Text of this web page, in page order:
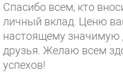
Спасибо всем, кто
личный вклад. Ценю
настоящему значимую
друзья. Желаю всем
успехов!